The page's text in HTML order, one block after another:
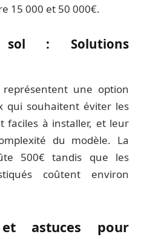
15 000 et 50 000€.
sol : Solutions
représentent une option
qui souhaitent éviter les
faciles à installer, et leur
du modèle. La
500€ tandis que les
coûtent environ
astuces pour